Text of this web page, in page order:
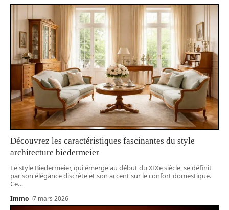
Découvrez les caractéristiques fascinantes du style
architecture biedermeier
Le style Biedermeier, qui émerge au début du XIXe siècle, se définit
par son élégance discrète et son accent sur le confort domestique.
Ce…
Immo 7 mars 2026